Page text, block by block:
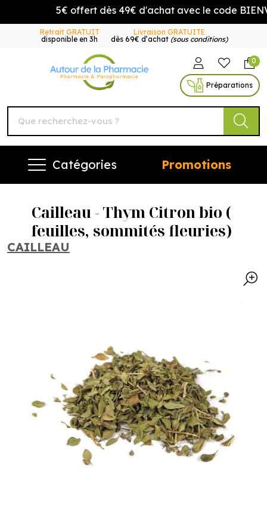
5€ offert dès 49€ d'achat avec le code
Retrait GRATUIT
disponible en 3h
Livraison GRATUITE
dès 69€ d’achat (sous conditions)
Autour de la Pharmacie
0
Préparations
Catégories Promotions
Cailleau - Thym Citron bio (
feuilles, sommités fleuries)
CAILLEAU